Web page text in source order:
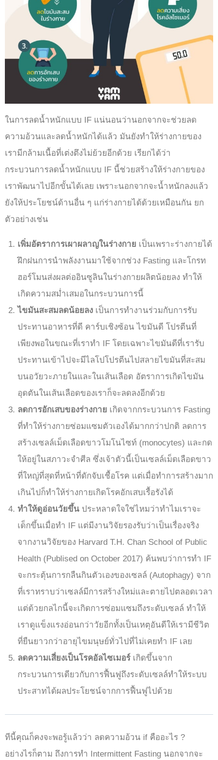
ในการลดน้ำหนักแบบ IF แน่นอนว่านอกจากจะช่วยลด
ความอ้วนและลดน้ำหนักได้แล้ว มันยังทำให้ร่างกายของ
เรามีกล้ามเนื้อที่เต่งตึงไม่ย้วยอีกด้วย เรียกได้ว่า
กระบวนการลดน้ำหนักแบบ IF นี้ช่วยสร้างให้ร่างกายของ
เราพัฒนาไปอีกขั้นได้เลย เพราะนอกจากจะน้ำหนักลงแล้ว
ยังให้ประโยชน์ด้านอื่น ๆ แก่ร่างกายได้ด้วยเหมือนกัน ยก
ตัวอย่างเช่น
เพิ่มอัตราการเผาผลาญในร่างกายเป็นเพราะร่างกายได้
ฝึกฝนการนำพลังงานมาใช้จากช่วง Fasting และโกรท
ฮอร์โมนส่งผลต่ออินซูลินในร่างกายผลิตน้อยลง ทำให้
เกิดความสม่ำเสมอในกระบวนการนี้
ไขมันสะสมลดน้อยลง เป็นการทำงานร่วมกับการรับ
ประทานอาหารที่ดี คาร์บเชิงซ้อน ไขมันดี โปรตีนที่
เพียงพอในขณะที่เราทำ IF โดยเฉพาะไขมันดีที่เรารับ
ประทานเข้าไปจะมีไลโปโปรตีนไปสลายไขมันที่สะสม
บนอวัยวะภายในและในเส้นเลือด อัตราการเกิดไขมัน
อุดตันในเส้นเลือดของเราก็จะลดลงอีกด้วย
ลดการอักเสบของร่างกายเกิดจากกระบวนการ Fasting
ที่ทำให้ร่างกายซ่อมแซมตัวเองได้มากกว่าปกติ ลดการ
สร้างเซลล์เม็ดเลือดขาวโมโนไซท์ (monocytes) และกด
ให้อยู่ในสภาวะจำศีล ซึ่งเจ้าตัวนี้เป็นเซลล์เม็ดเลือดขาว
ที่ใหญ่ที่สุดที่หน้าที่ดักจับเชื้อโรค แต่เมื่อทำการสร้างมาก
เกินไปก็ทำให้ร่างกายเกิดโรคอักเสบเรื้อรังได้
ทำให้ดูอ่อนวัยขึ้นประหลาดใจใช่ไหมว่าทำไมเราจะ
เด็กขึ้นเมื่อทำ IF แต่มีงานวิจัยรองรับว่าเป็นเรื่องจริง
จากงานวิจัยของ Harvard T.H. Chan School of Public
Health (Publised on October 2017) ค้นพบว่าการทำ IF
จะกระตุ้นการกลืนกินตัวเองของเซลล์ (Autophagy) จาก
ที่เราทราบว่าเซลล์มีการสร้างใหม่และตายไปตลอดเวลา
แต่ด้วยกลไกนี้จะเกิดการซ่อมแซมถึงระดับเซลล์ ทำให้
เราดูแข็งแรงอ่อนกว่าวัยอีกทั้งเป็นเหตุอันดีให้เรามีชีวิต
ที่ยืนยาวกว่าอายุไขมนุษย์ทั่วไปที่ไม่เคยทำ IF เลย
ลดความเสี่ยงเป็นโรคอัลไซเมอร์เกิดขึ้นจาก
กระบวนการเดียวกับการฟื้นฟูถึงระดับเซลล์ทำให้ระบบ
ประสาทได้ผลประโยชน์จากการฟื้นฟูไปด้วย
ทีนี้คุณก็คงจะพอรู้แล้วว่า ลดความอ้วน if คืออะไร ?
อย่างไรก็ตาม ถึงการทำ Intermittent Fasting นอกจากจะ